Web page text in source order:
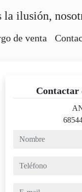
la ilusión,
de venta
Contactar
nombre
teléfono
e-mail